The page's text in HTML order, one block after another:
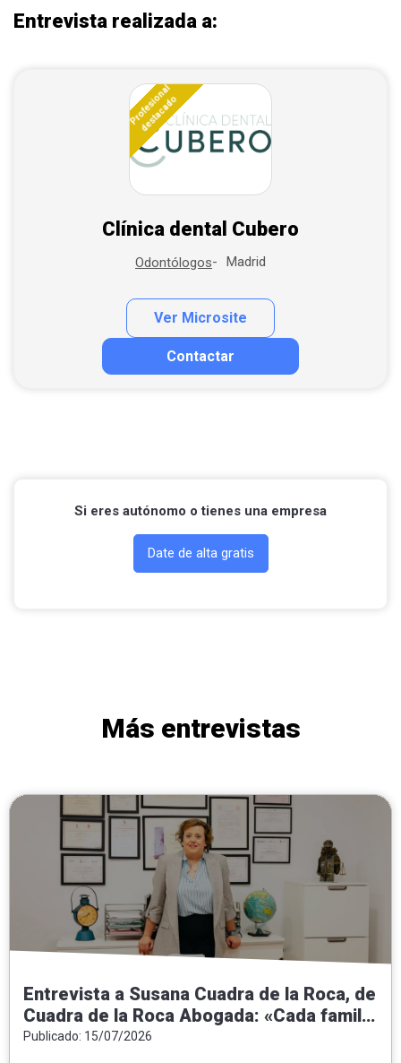
Entrevista realizada a:
Profesional
destacado
Clínica dental Cubero
Odontólogos Madrid
Ver Microsite
Contactar
Contactar por correo
Si eres autónomo o tienes una empresa
Date de alta gratis
Más entrevistas
Entrevista a Susana Cuadra de la Roca, de
Cuadra de la Roca Abogada: «Cada familia
necesita una solución jurídica a medida»
Publicado: 15/07/2026